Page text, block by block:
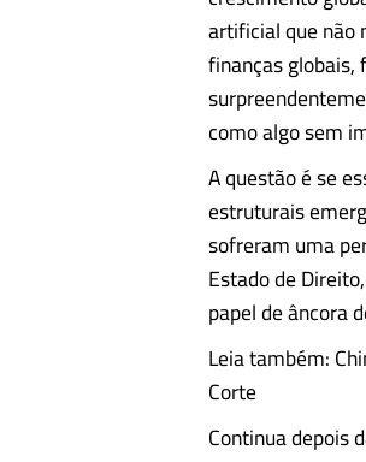
artificial que não
finanças
como algo sem
A questão é se
estruturais
sofreram uma
Estado de
papel de âncora
Leia também:
Corte
Continua depois